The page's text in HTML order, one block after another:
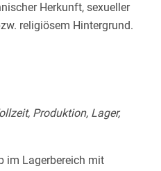
Herkunft, sexueller
religiösem Hintergrund.
Produktion, Lager,
im Lagerbereich mit